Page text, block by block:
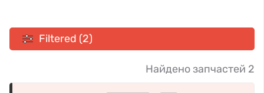
Filtered (2)
Найдено запчастей 2